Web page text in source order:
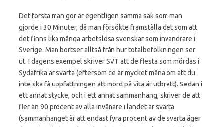
Det första man gör är egentligen samma sak som man
gjorde i 30 Minuter, då man försökte framställa det som att
det finns lika många arbetslösa svenskar som invandrare i
Sverige. Man bortser alltså från hur totalbefolkningen ser
ut. I dagens exempel skriver SVT att de flesta som mördas i
Sydafrika är svarta (eftersom de är mycket måna om att du
inte ska få uppfattningen att mord på vita är utbrett). Sedan i
ett annat stycke, och i ett annat sammanhang, skriver de att
fler än 90 procent av alla invånare i landet är svarta
(sammanhanget är att endast fyra procent av de svarta äger